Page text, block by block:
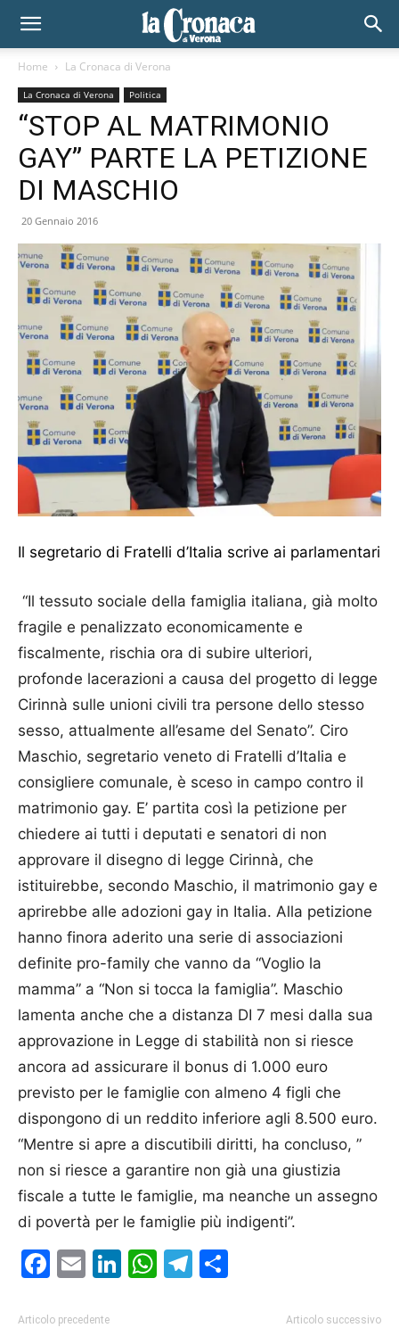
Home La Cronaca di Verona
La Cronaca di Verona Politica
“STOP AL MATRIMONIO
GAY” PARTE LA PETIZIONE
DI MASCHIO
20 Gennaio 2016
Il segretario di Fratelli d’Italia scrive ai parlamentari
“Il tessuto sociale della famiglia italiana, già molto
fragile e penalizzato economicamente e
fiscalmente, rischia ora di subire ulteriori,
profonde lacerazioni a causa del progetto di legge
Cirinnà sulle unioni civili tra persone dello stesso
sesso, attualmente all’esame del Senato”. Ciro
Maschio, segretario veneto di Fratelli d’Italia e
consigliere comunale, è sceso in campo contro il
matrimonio gay. E’ partita così la petizione per
chiedere ai tutti i deputati e senatori di non
approvare il disegno di legge Cirinnà, che
istituirebbe, secondo Maschio, il matrimonio gay e
aprirebbe alle adozioni gay in Italia. Alla petizione
hanno finora aderito una serie di associazioni
definite pro-family che vanno da “Voglio la
mamma” a “Non si tocca la famiglia”. Maschio
lamenta anche che a distanza DI 7 mesi dalla sua
approvazione in Legge di stabilità non si riesce
ancora ad assicurare il bonus di 1.000 euro
previsto per le famiglie con almeno 4 figli che
dispongono di un reddito inferiore agli 8.500 euro.
“Mentre si apre a discutibili diritti, ha concluso, ”
non si riesce a garantire non già una giustizia
fiscale a tutte le famiglie, ma neanche un assegno
di povertà per le famiglie più indigenti”.
Facebook
EmailLinkedIn
WhatsApp
Telegram
Articolo precedente Articolo successivo